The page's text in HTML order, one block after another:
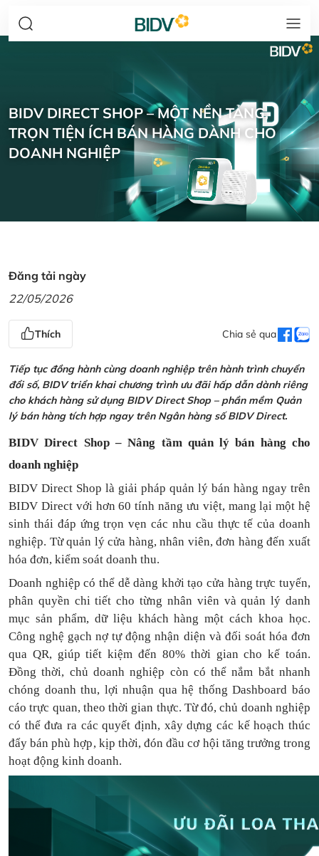
BIDV DIRECT SHOP – MỘT NỀN TẢNG,
TRỌN TIỆN ÍCH BÁN HÀNG DÀNH CHO
DOANH NGHIỆP
Đăng tải ngày
22/05/2026
Thích Chia sẻ qua
Tiếp tục đồng hành cùng doanh nghiệp trên hành trình chuyển
đổi số, BIDV triển khai chương trình ưu đãi hấp dẫn dành riêng
cho khách hàng sử dụng BIDV Direct Shop – phần mềm Quản
lý bán hàng tích hợp ngay trên Ngân hàng số BIDV Direct.
BIDV Direct Shop – Nâng tầm quản lý bán hàng cho
doanh nghiệp
BIDV Direct Shop là giải pháp quản lý bán hàng ngay trên
BIDV Direct với hơn 60 tính năng ưu việt, mang lại một hệ
sinh thái đáp ứng trọn vẹn các nhu cầu thực tế của doanh
nghiệp. Từ quản lý cửa hàng, nhân viên, đơn hàng đến xuất
hóa đơn, kiểm soát doanh thu.
Doanh nghiệp có thể dễ dàng khởi tạo cửa hàng trực tuyến,
phân quyền chi tiết cho từng nhân viên và quản lý danh
mục sản phẩm, dữ liệu khách hàng một cách khoa học.
Công nghệ gạch nợ tự động nhận diện và đối soát hóa đơn
qua QR, giúp tiết kiệm đến 80% thời gian cho kế toán.
Đồng thời, chủ doanh nghiệp còn có thể nắm bắt nhanh
chóng doanh thu, lợi nhuận qua hệ thống Dashboard báo
cáo trực quan, theo thời gian thực. Từ đó, chủ doanh nghiệp
có thểđưa ra các quyết định, xây dựng các kế hoạch thúc
đẩy bán phù hợp, kịp thời, đón đầu cơ hội tăng trưởng trong
hoạt động kinh doanh.